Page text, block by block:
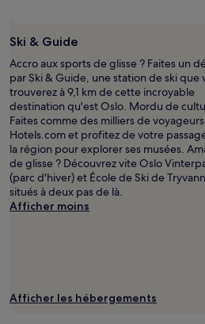
Ski & Guide
Accro aux sports de glisse ? Faites un
par Ski & Guide, une station de ski que
trouverez à 9,1 km de cette incroyable
destination qu'est Oslo. Mordu de
Faites comme des milliers de voyageurs
Hotels.com et profitez de votre
la région pour explorer ses musées.
de glisse ? Découvrez vite Oslo
(parc d'hiver) et École de Ski de
situés à deux pas de là.
Afficher moins
Afficher les hébergements